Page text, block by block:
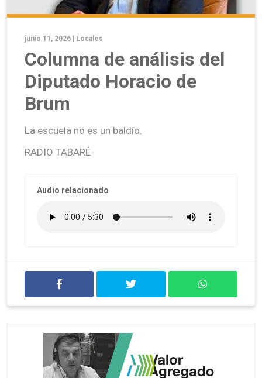
junio 11, 2026 | Locales
Columna de análisis del
Diputado Horacio de
Brum
La escuela no es un baldío.
RADIO TABARÉ
Audio relacionado